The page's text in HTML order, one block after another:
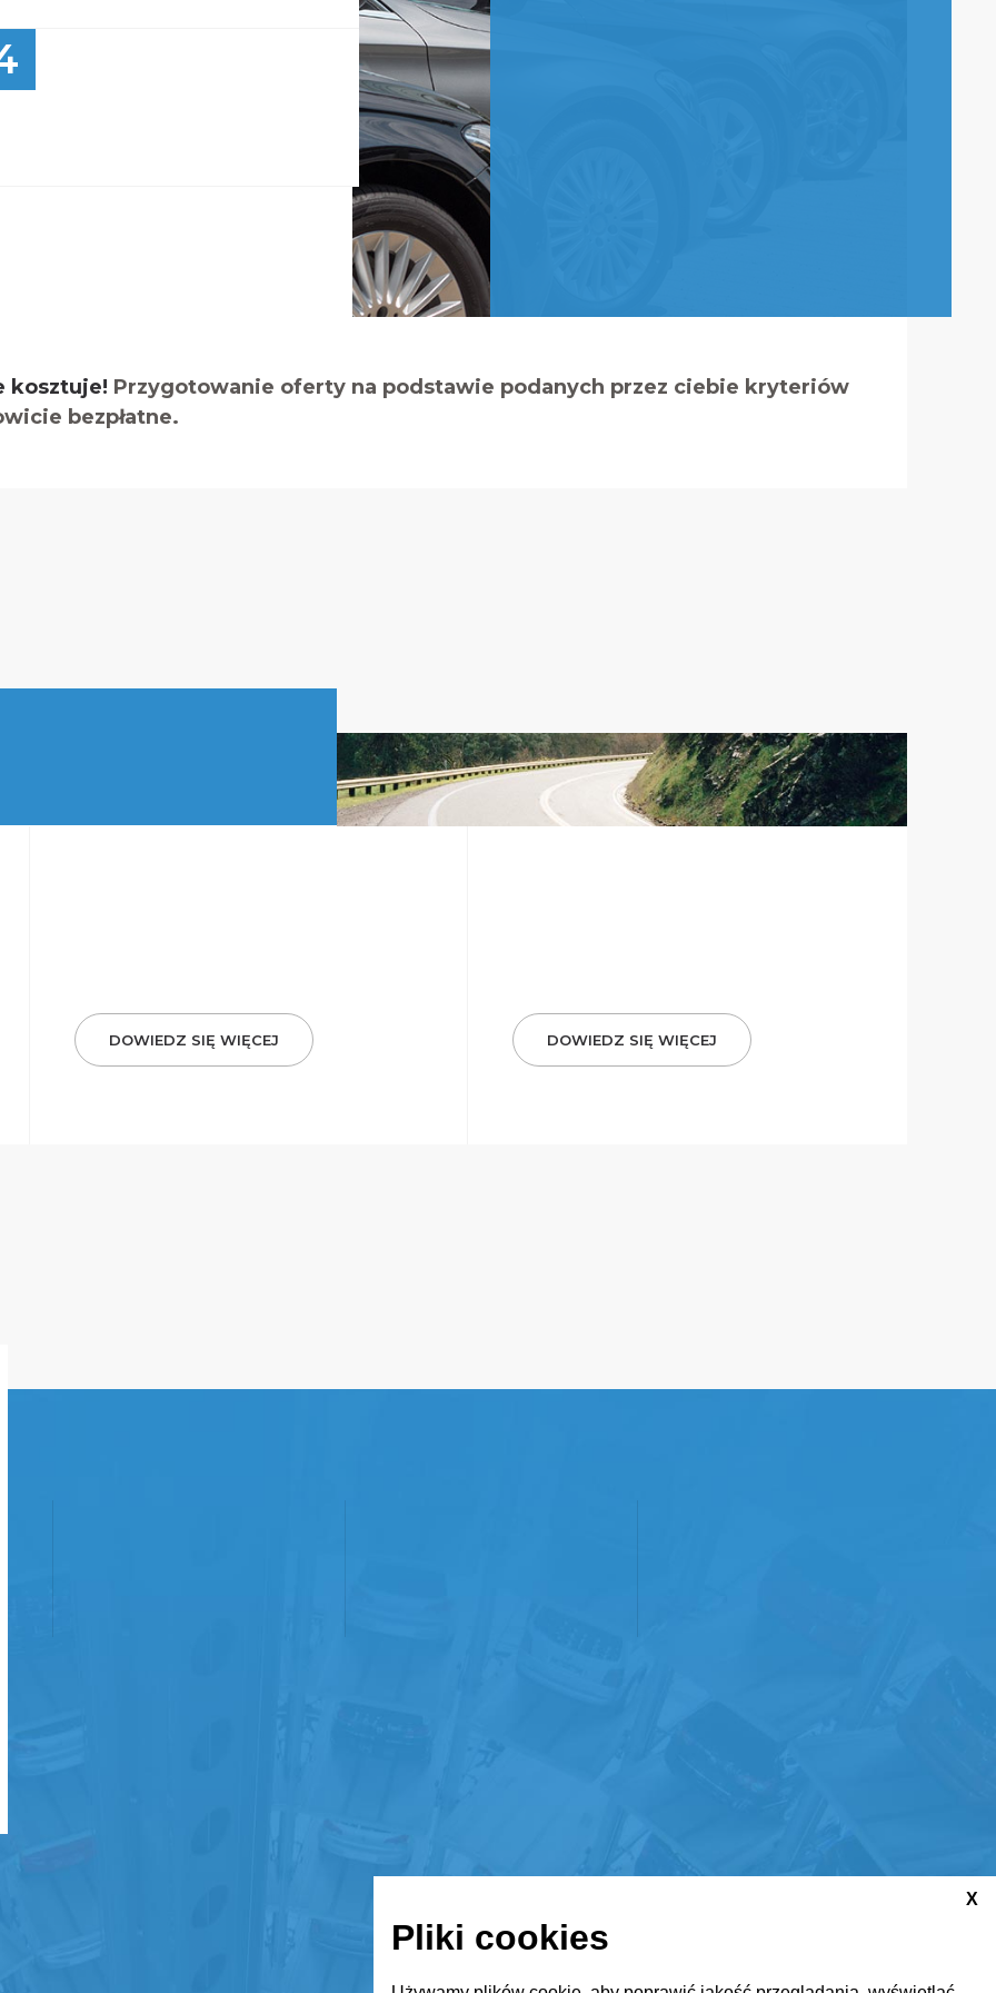
kosztuje! Przygotowanie oferty na podstawie podanych przez ciebie kryteriów
bezpłatne.
DOWIEDZ SIĘ WIĘCEJ DOWIEDZ SIĘ WIĘCEJ
X
Pliki cookies